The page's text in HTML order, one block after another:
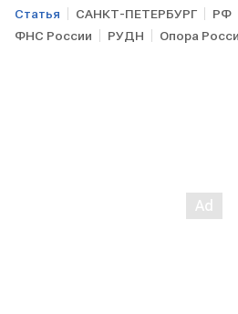
Статья САНКТ-ПЕТЕРБУРГ РФ
ФНС России
РУДН Опора